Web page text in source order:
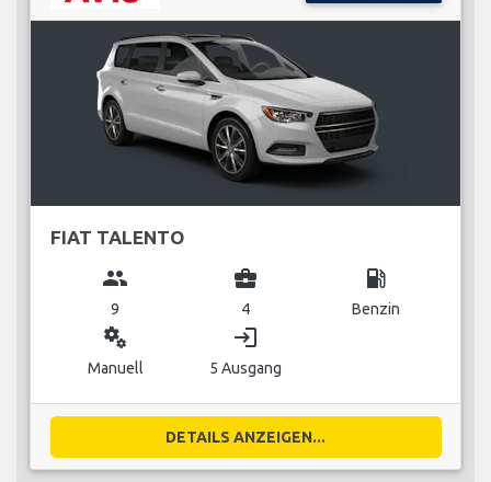
FIAT TALENTO
group
9
business_center
4
local_gas_station
Benzin
miscellaneous_services
Manuell
login
5 Ausgang
DETAILS ANZEIGEN...